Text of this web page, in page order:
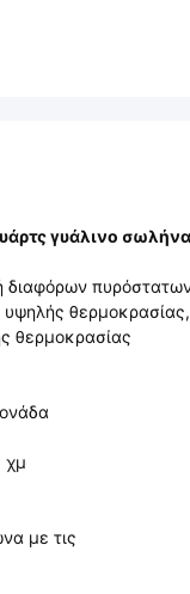
γυάλινο σωλήνα
διαφόρων
υψηλής θερμοκρασίας,
θερμοκρασίας
χμ
με τις